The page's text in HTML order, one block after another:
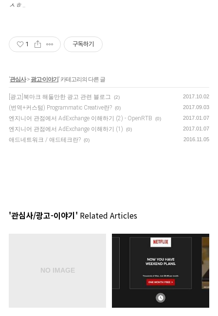
ㅅㅎ ..
1 구독하기
'관심사> 광고-이야기 ' 카테고리의 다른 글
[광고]북마크 해둘만한 광고 관련 블로그 (2) 2017.10.02
(번역+커스텀) Programmatic Creative란? (0) 2017.09.03
엔지니어 관점에서 AdExchange 이해하기 (2) - OpenRTB (0) 2017.01.07
엔지니어 관점에서 AdExchange 이해하기 (1) (0) 2017.01.07
애드네트워크 / 애드테크란? (0) 2016.11.05
'관심사/광고-이야기' Related Articles